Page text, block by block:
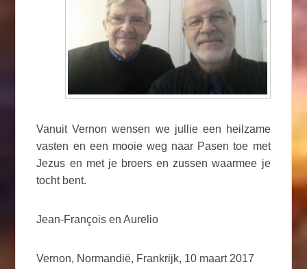
Vanuit Vernon wensen we jullie een heilzame
vasten en een mooie weg naar Pasen toe met
Jezus en met je broers en zussen waarmee je
tocht bent.
Jean-François en Aurelio
Vernon, Normandië, Frankrijk, 10 maart 2017